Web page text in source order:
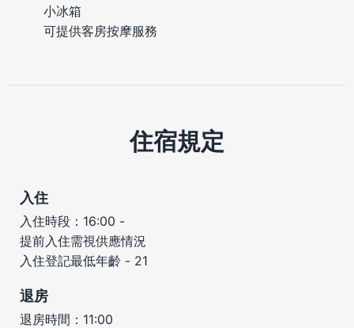
小冰箱
可提供客房按摩服務
住宿規定
入住
入住時段：16:00 -
提前入住需視供應情況
入住登記最低年齡 - 21
退房
退房時間：11:00